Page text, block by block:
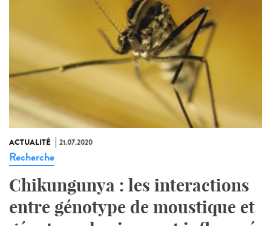
ACTUALITÉ 21.07.2020
Recherche
Chikungunya : les interactions
entre génotype de moustique et